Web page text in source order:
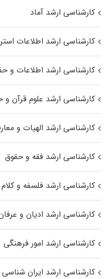
کارشناسی ارشد آماد
کارشناسی ارشد اطلاعات
کارشناسی ارشد اطلاعات و
کارشناسی ارشد علوم قرآن
کارشناسی ارشد الهیات و
کارشناسی ارشد فقه و حقوق
کارشناسی ارشد فلسفه و
کارشناسی ارشد ادیان و
کارشناسی ارشد امور فرهنگی
کارشناسی ارشد ایران شناسی